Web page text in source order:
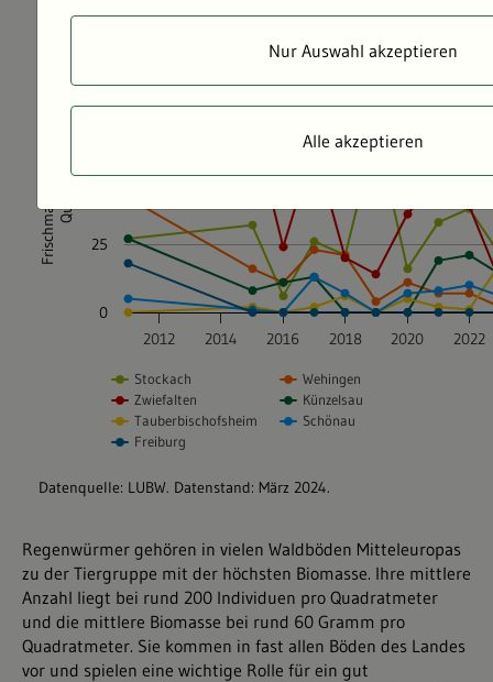
Regenwürmer gehören in vielen Waldböden Mitteleuropas
zu der Tiergruppe mit der höchsten Biomasse. Ihre mittlere
Anzahl liegt bei rund 200 Individuen pro Quadratmeter
und die mittlere Biomasse bei rund 60 Gramm pro
Quadratmeter. Sie kommen in fast allen Böden des Landes
vor und spielen eine wichtige Rolle für ein gut
Nur Auswahl akzeptieren
Alle akzeptieren